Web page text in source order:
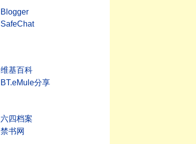
Blogger
SafeChat
维基百科
BT.eMule分享
六四档案
禁书网